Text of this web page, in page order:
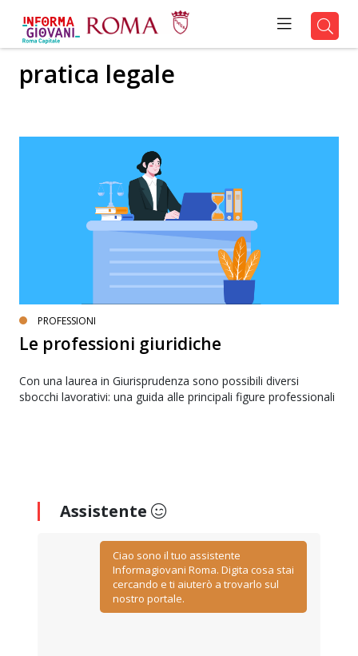
pratica legale
PROFESSIONI
Le professioni giuridiche
Con una laurea in Giurisprudenza sono possibili diversi
sbocchi lavorativi: una guida alle principali figure professionali
Assistente
Ciao sono il tuo assistente
Informagiovani Roma. Digita cosa stai
cercando e ti aiuterò a trovarlo sul
nostro portale.